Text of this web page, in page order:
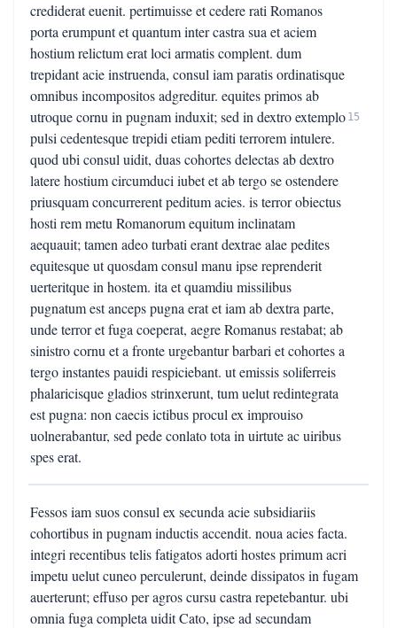
crediderat euenit. pertimuisse et cedere rati Romanos
porta erumpunt et quantum inter castra sua et aciem
hostium relictum erat loci armatis complent. dum
trepidant acie instruenda, consul iam paratis ordinatisque
omnibus incompositos adgreditur. equites primos ab
utroque cornu in pugnam induxit; sed in dextro extemplo
pulsi cedentesque trepidi etiam pediti terrorem intulere.
quod ubi consul uidit, duas cohortes delectas ab dextro
latere hostium circumduci iubet et ab tergo se ostendere
priusquam concurrerent peditum acies. is terror obiectus
hosti rem metu Romanorum equitum inclinatam
aequauit; tamen adeo turbati erant dextrae alae pedites
equitesque ut quosdam consul manu ipse reprenderit
uerteritque in hostem. ita et quamdiu missilibus
pugnatum est anceps pugna erat et iam ab dextra parte,
unde terror et fuga coeperat, aegre Romanus restabat; ab
sinistro cornu et a fronte urgebantur barbari et cohortes a
tergo instantes pauidi respiciebant. ut emissis soliferreis
phalaricisque gladios strinxerunt, tum uelut redintegrata
est pugna: non caecis ictibus procul ex improuiso
uolnerabantur, sed pede conlato tota in uirtute ac uiribus
spes erat.
15
Fessos iam suos consul ex secunda acie subsidiariis
cohortibus in pugnam inductis accendit. noua acies facta.
integri recentibus telis fatigatos adorti hostes primum acri
impetu uelut cuneo perculerunt, deinde dissipatos in fugam
auerterunt; effuso per agros cursu castra repetebantur. ubi
omnia fuga completa uidit Cato, ipse ad secundam